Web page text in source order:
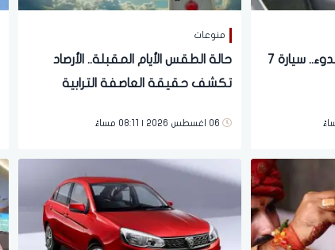
baw m7 دخلت السوق بهدوء.. سيارة 7
منوعات
حالة الطقس الأيام المقبلة.. الأرصاد
تكشف حقيقة العاصفة الترابية
06 اغسطس 2026 | 08:11 مساءً